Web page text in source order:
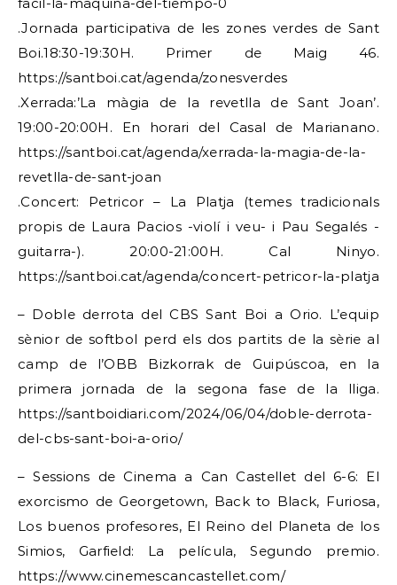
.Jornada participativa de les zones verdes de Sant
Boi.18:30-19:30H. Primer de Maig 46.
https://santboi.cat/agenda/zonesverdes
.Xerrada:’La màgia de la revetlla de Sant Joan’.
19:00-20:00H. En horari del Casal de Marianano.
https://santboi.cat/agenda/xerrada-la-magia-de-la-
revetlla-de-sant-joan
.Concert: Petricor – La Platja (temes tradicionals
propis de Laura Pacios -violí i veu- i Pau Segalés -
guitarra-). 20:00-21:00H. Cal Ninyo.
https://santboi.cat/agenda/concert-petricor-la-platja
– Doble derrota del CBS Sant Boi a Orio. L’equip
sènior de softbol perd els dos partits de la sèrie al
camp de l’OBB Bizkorrak de Guipúscoa, en la
primera jornada de la segona fase de la lliga.
https://santboidiari.com/2024/06/04/doble-derrota-
del-cbs-sant-boi-a-orio/
– Sessions de Cinema a Can Castellet del 6-6: El
exorcismo de Georgetown, Back to Black, Furiosa,
Los buenos profesores, El Reino del Planeta de los
Simios, Garfield: La película, Segundo premio.
https://www.cinemescancastellet.com/